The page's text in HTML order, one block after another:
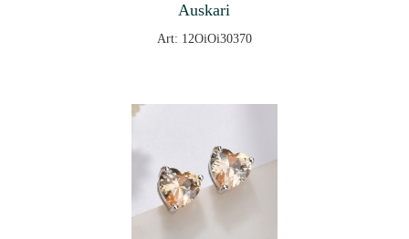
Auskari
Art: 12OiOi30370